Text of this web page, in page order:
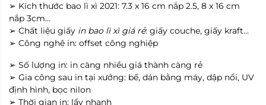
➢ Kích thước bao lì xì 2021: 7.3 x 16 cm nắp 2.5, 8 x 16 cm
nắp 3cm…
➢ Chất liệu giấy in bao lì xì giá rẻ: giấy couche, giấy kraft…
➢ Công nghệ in: offset công nghiệp
➢ Số lượng in: in càng nhiều giá thành càng rẻ
➢ Gia công sau in tại xưởng: bế, dán bằng máy, dập nổi, UV
định hình, bọc nilon
➢ Thời gian in: lấy nhanh